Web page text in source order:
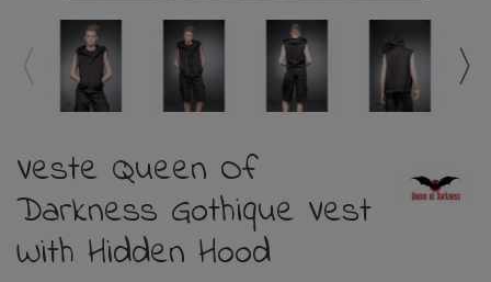
Veste Queen Of
Darkness Gothique Vest
With Hidden Hood